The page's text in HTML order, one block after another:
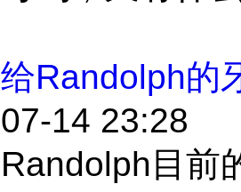
给Randolph的
07-14 23:28
Randolph目前